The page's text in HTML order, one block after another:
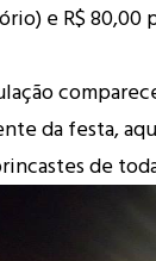
e R$ 80,00
da festa,
de